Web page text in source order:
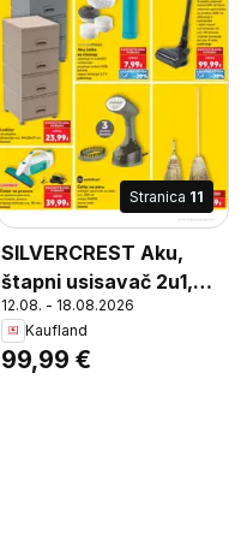
Stranica 11
SILVERCREST Aku,
štapni usisavač 2u1,
aqua SASC, 2u1 suho
usisavanje i mokro
brisanje upotreba kao
12.08. - 18.08.2026
Kaufland
99,99 €